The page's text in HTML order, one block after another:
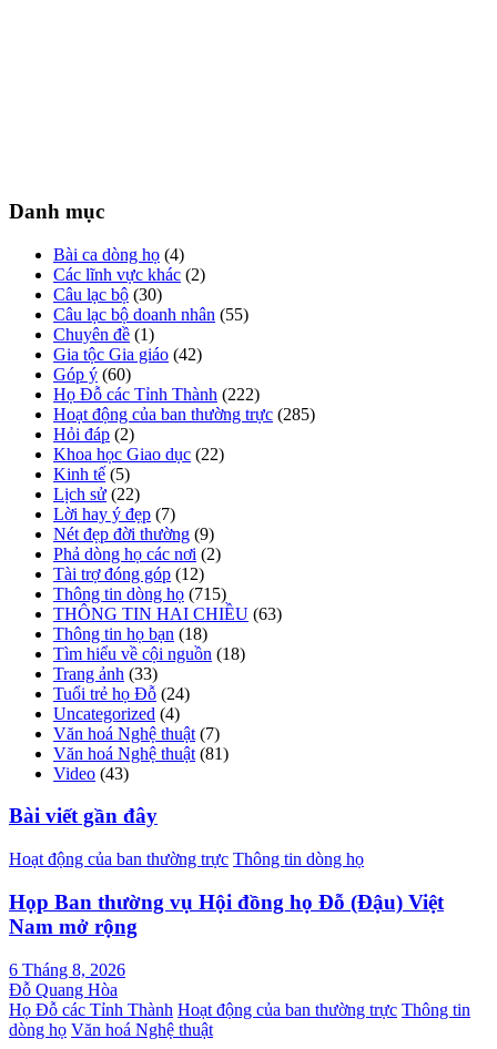
Danh mục
Bài ca dòng họ (4)
Các lĩnh vực khác (2)
Câu lạc bộ (30)
Câu lạc bộ doanh nhân (55)
Chuyên đề (1)
Gia tộc Gia giáo (42)
Góp ý (60)
Họ Đỗ các Tỉnh Thành (222)
Hoạt động của ban thường trực (285)
Hỏi đáp (2)
Khoa học Giao dục (22)
Kinh tế (5)
Lịch sử (22)
Lời hay ý đẹp (7)
Nét đẹp đời thường (9)
Phả dòng họ các nơi (2)
Tài trợ đóng góp (12)
Thông tin dòng họ (715)
THÔNG TIN HAI CHIỀU (63)
Thông tin họ bạn (18)
Tìm hiểu về cội nguồn (18)
Trang ảnh (33)
Tuổi trẻ họ Đỗ (24)
Uncategorized (4)
Văn hoá Nghệ thuật (7)
Văn hoá Nghệ thuật (81)
Video (43)
Bài viết gần đây
Hoạt động của ban thường trực Thông tin dòng họ
Họp Ban thường vụ Hội đồng họ Đỗ (Đậu) Việt
Nam mở rộng
6 Tháng 8, 2026
Đỗ Quang Hòa
Họ Đỗ các Tỉnh Thành Hoạt động của ban thường trực Thông tin
dòng họ Văn hoá Nghệ thuật